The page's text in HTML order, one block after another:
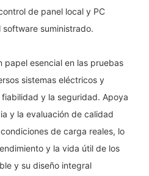
de panel local y PC
suministrado.
papel esencial en las pruebas
sistemas eléctricos y
y la seguridad. Apoya
y la evaluación de calidad
de carga reales, lo
y la vida útil de los
y su diseño integral